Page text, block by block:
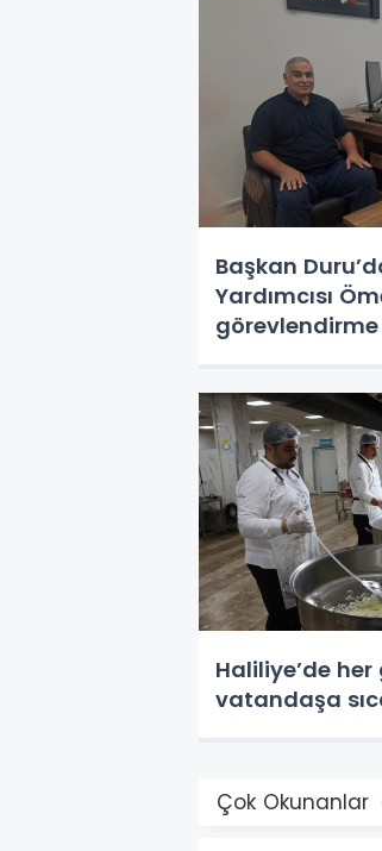
Başkan
Yardımcısı
Haliliye’de
vatandaşa
Çok Okunanlar